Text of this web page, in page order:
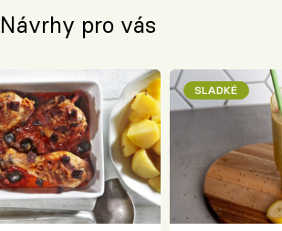
Návrhy pro vás
SLADKÉ